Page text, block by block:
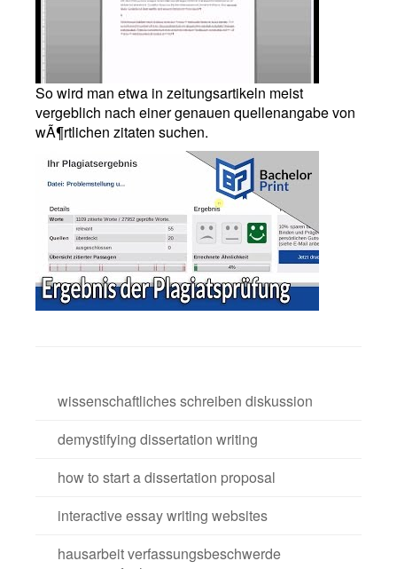
So wird man etwa in zeitungsartikeln meist
vergeblich nach einer genauen quellenangabe von
wÃ¶rtlichen zitaten suchen.
wissenschaftliches schreiben diskussion
demystifying dissertation writing
how to start a dissertation proposal
interactive essay writing websites
hausarbeit verfassungsbeschwerde